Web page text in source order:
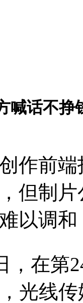
喊话不挣
作前
但制
以调和
，在第
光线